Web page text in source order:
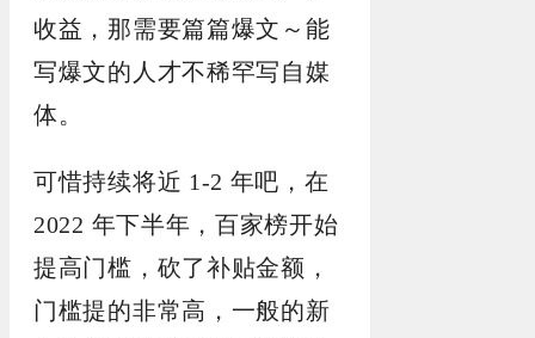
收益，那需要篇篇爆文～能
写爆文的人才不稀罕写自媒
体。
可惜持续将近 1-2 年吧，在
2022 年下半年，百家榜开始
提高门槛，砍了补贴金额，
门槛提的非常高，一般的新